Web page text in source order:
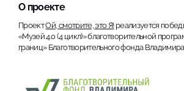
О проекте
ПроектОй, смотрите, это Я! реализуется
«Музей 4.0 (4 цикл)» благотворительной
границ» Благотворительного фонда